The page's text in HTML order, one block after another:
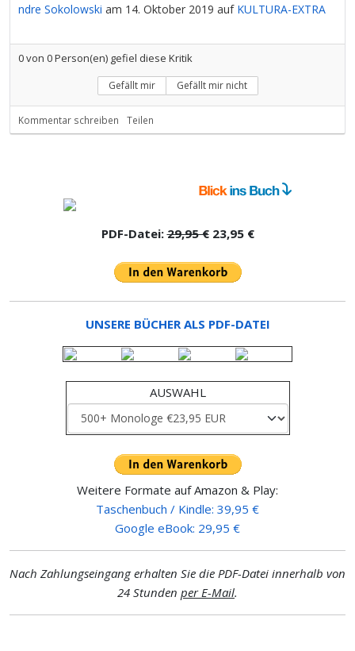
ndre Sokolowski am 14. Oktober 2019 auf KULTURA-EXTRA
0von 0Person(en) gefiel diese Kritik
Gefällt mir Gefällt mir nicht
Kommentar schreiben Teilen
PDF-Datei:29,95 €23,95 €
UNSERE BÜCHER ALS PDF-DATEI
AUSWAHL
Weitere Formate auf Amazon & Play:
Taschenbuch / Kindle: 39,95 €
Google eBook: 29,95 €
Nach Zahlungseingang erhalten Sie die PDF-Datei innerhalb von
24 Stunden per E-Mail.